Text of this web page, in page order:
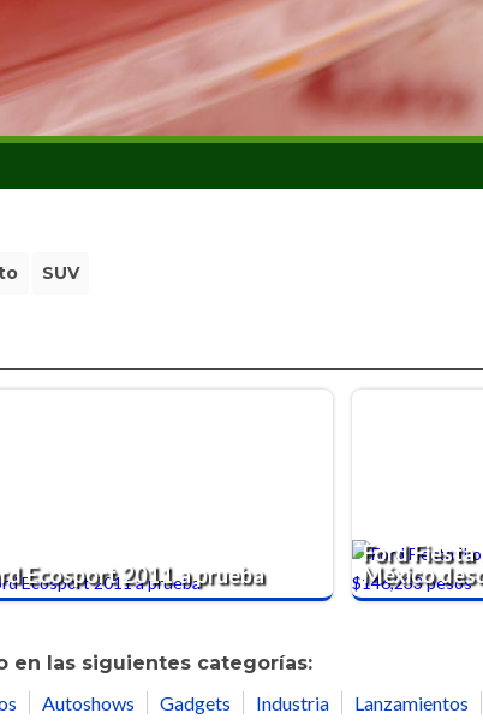
SUV
Ecosport 2011 a prueba
Ford Fiesta
México
en las siguientes categorías:
Autoshows Gadgets Industria Lanzamientos